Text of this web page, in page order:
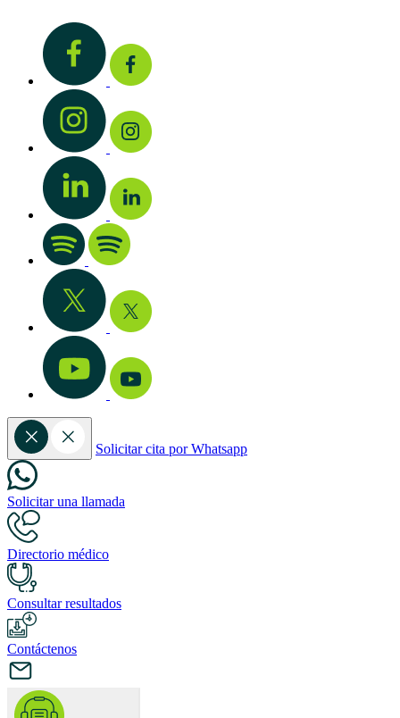
Solicitar cita por Whatsapp
Solicitar una llamada
Directorio médico
Consultar resultados
Contáctenos